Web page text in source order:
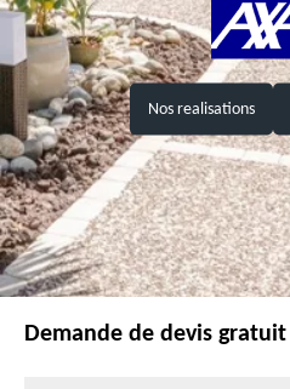
Nos realisations
Demande de devis gratuit